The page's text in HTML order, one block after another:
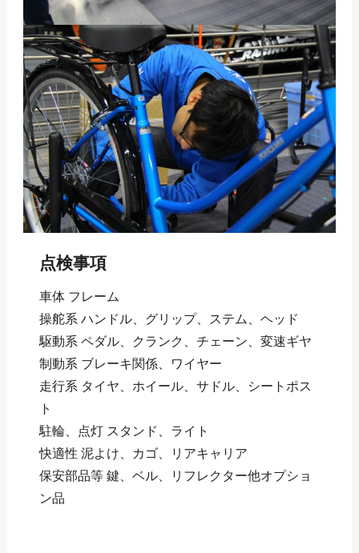
点検事項
車体 フレーム
操舵系 ハンドル、グリップ、ステム、ヘッド
駆動系 ペダル、クランク、チェーン、変速ギヤ
制動系 ブレーキ関係、ワイヤー
走行系 タイヤ、ホイール、サドル、シートポス
ト
駐輪、点灯 スタンド、ライト
快適性 泥よけ、カゴ、リアキャリア
保安部品等 鍵、ベル、リフレクター他オプショ
ン品